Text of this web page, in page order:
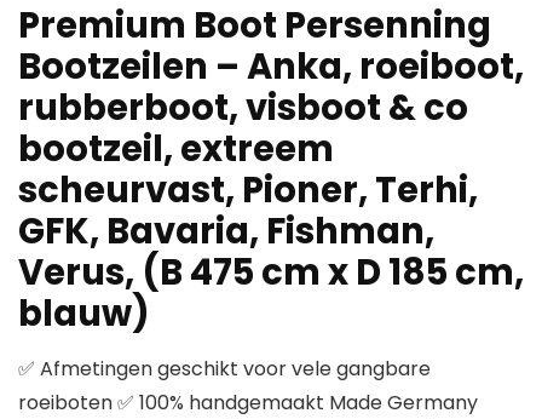
Premium Boot Persenning
Bootzeilen – Anka, roeiboot,
rubberboot, visboot & co
bootzeil, extreem
scheurvast, Pioner, Terhi,
GFK, Bavaria, Fishman,
Verus, (B 475 cm x D 185 cm,
blauw)
✅ Afmetingen geschikt voor vele gangbare
roeiboten ✅ 100% handgemaakt Made Germany